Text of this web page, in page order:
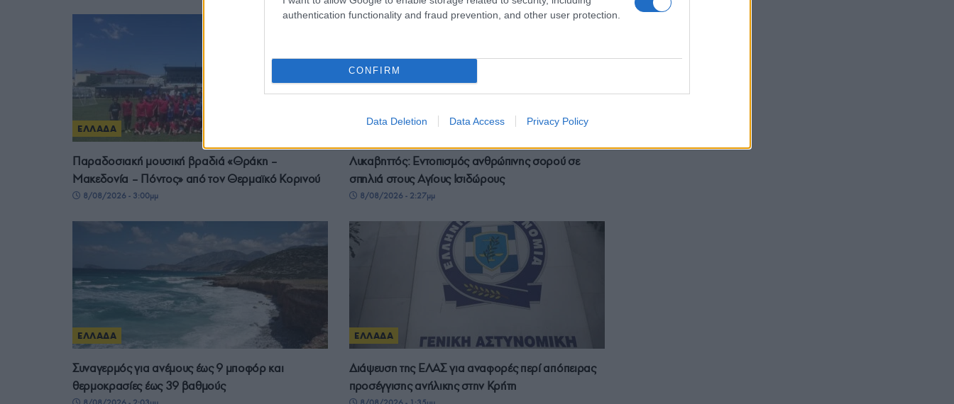
authentication functionality and fraud prevention, and other user protection.
CONFIRM
Data Deletion Data Access Privacy Policy
ΕΛΛΑΔΑ
Παραδοσιακή μουσική βραδιά «Θράκη –
Μακεδονία – Πόντος» από τον Θερμαϊκό Κορινού
8/08/2026 - 3:00μμ
Λυκαβηττός: Εντοπισμός ανθρώπινης σορού σε
σπηλιά στους Αγίους Ισιδώρους
8/08/2026 - 2:27μμ
ΕΛΛΑΔΑ
Συναγερμός για ανέμους έως 9 μποφόρ και
θερμοκρασίες έως 39 βαθμούς
ΕΛΛΑΔΑ
Διάψευση της ΕΛΑΣ για αναφορές περί απόπειρας
προσέγγισης ανήλικης στην Κρήτη